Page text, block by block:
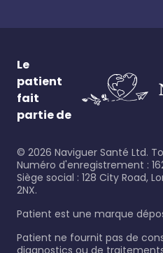
Le
patient
fait
partie de
© 2026 Naviguer Santé Ltd.
Numéro d'enregistrement :
Siège social : 128 City Road,
2NX.
Patient est une marque
Patient ne fournit pas de
diagnostics ou de